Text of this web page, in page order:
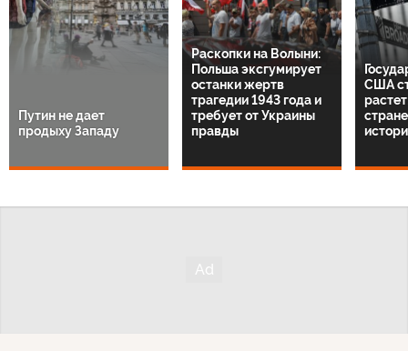
Путин не дает
продыху Западу
Раскопки на Волыни:
Польша эксгумирует
останки жертв
трагедии 1943 года и
требует от Украины
правды
США